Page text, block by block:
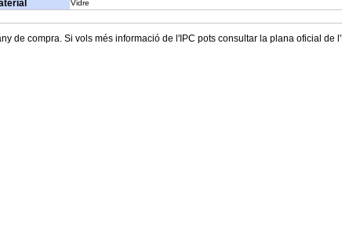
Vidre
de compra. Si vols més informació de l'IPC pots consultar la plana oficial de l'